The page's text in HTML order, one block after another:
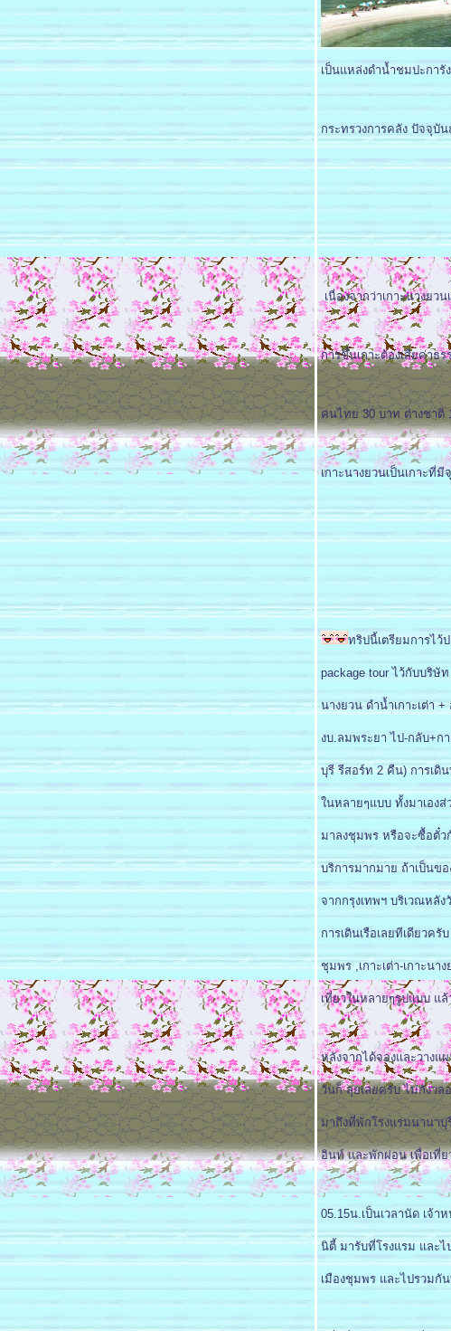
เป็นแหล่งดำน้ำชมปะการั
กระทรวงการคลัง ปัจจุบั
เนื่องจากว่าเกาะนางยว
การขึ้นเกาะต้องเสียค่าธร
คนไทย 30 บาท ต่างชาติ
เกาะนางยวนเป็นเกาะที่
ทริปนี้เตรียมการไว้
package tour ไว้กับบริษั
นางยวน ดำน้ำเกาะเต่า
งบ.ลมพระยา ไป-กลับ+ก
บุรี รีสอร์ท 2 คืน) การเดิ
นหลายๆแบบ ทั้งมาเองส่
มาลงชุมพร หรือจะซื้อตั๋ว
บริการมากมาย ถ้าเป็นข
จากกรุงเทพฯ บริเวณหลั
การเดินเรือเลยทีเดียวครั
ชุมพร ,เกาะเต่า-เกาะนา
เที่ยวในหลายๆรูปแบบ แ
หลังจากได้จองและวางแ
วันก็ ลุยเลยครับ ไม่กังวล
มาถึงที่พักโรงแรมนานาบุ
อินท์ และพักผ่อน เพื่อเที่ย
05.15น.เป็นเวลานัด เจ้
นิตี้ มารับที่โรงแรม และไ
เมืองชุมพร และไปรวมกั